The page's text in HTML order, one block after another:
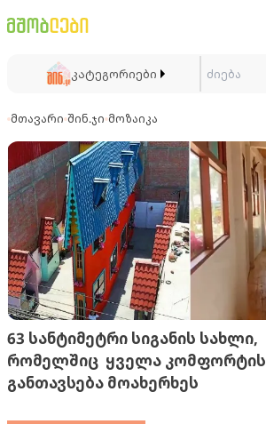
კატეგორიები
მთავარი შინ.ჯი მოზაიკა
63 სანტიმეტრი სიგანის სახლი,
რომელშიც ყველა კომფორტის
განთავსება მოახერხეს